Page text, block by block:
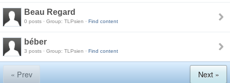
Beau Regard
0 posts · Group: TLPsien · Find content
béber
3 posts · Group: TLPsien · Find content
« Prev Next »